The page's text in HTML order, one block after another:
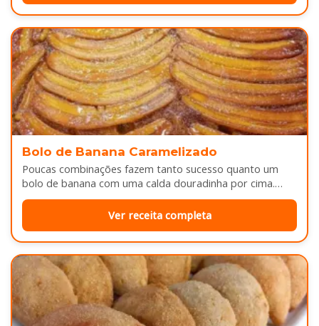
Bolo de Banana Caramelizado
Poucas combinações fazem tanto sucesso quanto um
bolo de banana com uma calda douradinha por cima.
Enquanto assa, aquele cheirinho…
Ver receita completa